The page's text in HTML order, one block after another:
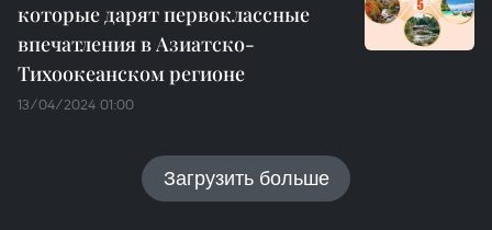
которые дарят первоклассные
впечатления в Азиатско-
Тихоокеанском регионе
13/04/2024 01:00
Загрузить больше